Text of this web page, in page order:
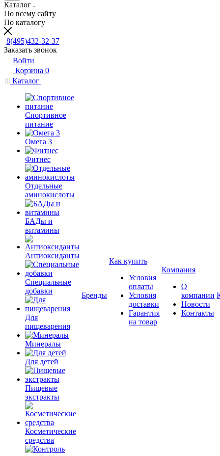
Каталог
По всему сайту
По каталогу
8(495)432-32-37
Заказать звонок
Войти
Корзина 0
Каталог
Спортивное
питание
Омега 3
Фитнес
Отдельные
аминокислоты
БАДы и
витамины
Антиоксиданты
Специальные
добавки
Для
пищеварения
Минералы
Для детей
Пищевые
экстракты
Косметические
средства
Бренды
Как купить
Условия
оплаты
Условия
доставки
Гарантия
на товар
Компания
О
компании
Новости
Контакты